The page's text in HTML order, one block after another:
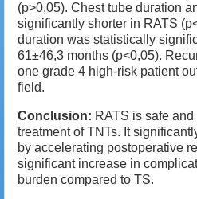
(p>0,05). Chest tube duration
significantly shorter in RATS
duration was statistically
61±46,3 months (p<0,05).
one grade 4 high-risk patient
field.
Conclusion: RATS is safe
treatment of TNTs. It
by accelerating postoperative
significant increase in
burden compared to TS.